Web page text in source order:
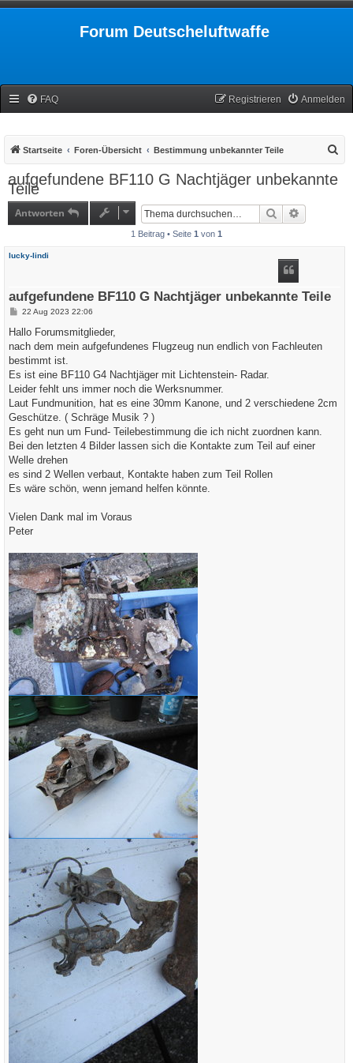
Forum Deutscheluftwaffe
FAQ Anmelden
Registrieren
Startseite Foren-Übersicht Bestimmung unbekannter Teile
aufgefundene BF110 G Nachtjäger unbekannte
Teile
Antworten Suche
1 Beitrag • Seite 1 von 1
lucky-lindi
aufgefundene BF110 G Nachtjäger unbekannte Teile
B
i
r
a
22 Aug 2023 22:06
Hallo Forumsmitglieder,
nach dem mein aufgefundenes Flugzeug nun endlich von Fachleuten
bestimmt ist.
Es ist eine BF110 G4 Nachtjäger mit Lichtenstein- Radar.
Leider fehlt uns immer noch die Werksnummer.
Laut Fundmunition, hat es eine 30mm Kanone, und 2 verschiedene 2cm
Geschütze. ( Schräge Musik ? )
Es geht nun um Fund- Teilebestimmung die ich nicht zuordnen kann.
Bei den letzten 4 Bilder lassen sich die Kontakte zum Teil auf einer
Welle drehen
es sind 2 Wellen verbaut, Kontakte haben zum Teil Rollen
Es wäre schön, wenn jemand helfen könnte.
Vielen Dank mal im Voraus
Peter